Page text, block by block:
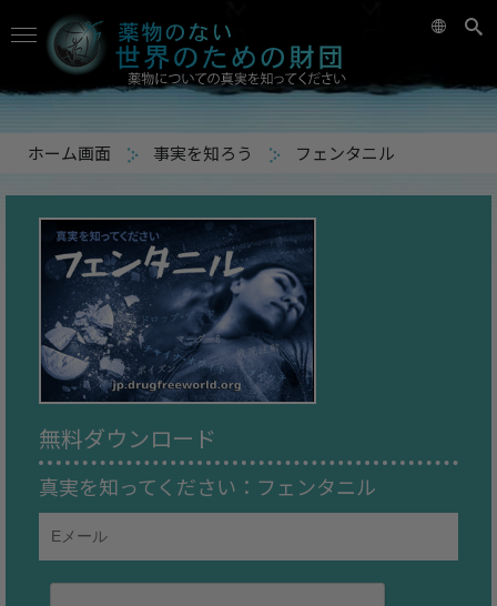
ホーム画面 事実を知ろう フェンタニル
無料ダウンロード
真実を知ってください： フェンタニル